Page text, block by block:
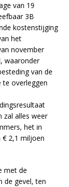
van 19
3B
kostenstijging
het
november
waaronder
van de
te overleggen
zal alles weer
het in
€ 2,1 miljoen
met de
de gevel, ten